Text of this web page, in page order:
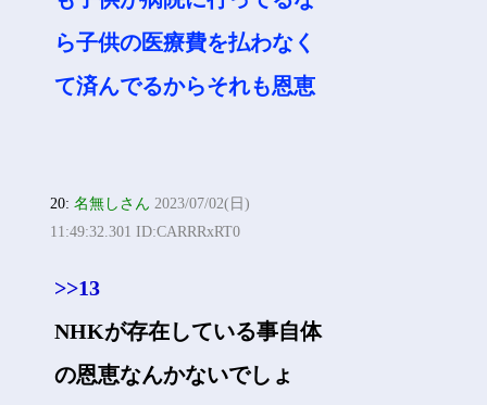
ら子供の医療費を払わなく
て済んでるからそれも恩恵
20:名無しさん 2023/07/02(日)
11:49:32.301 ID:CARRRxRT0
>>13
NHKが存在している事自体
の恩恵なんかないでしょ